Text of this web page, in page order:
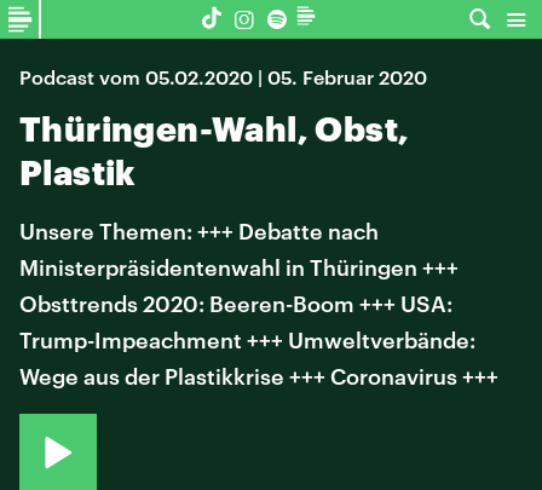
Podcast vom 05.02.2020 | 05. Februar 2020
Thüringen-Wahl, Obst,
Plastik
Unsere Themen: +++ Debatte nach
Ministerpräsidentenwahl in Thüringen +++
Obsttrends 2020: Beeren-Boom +++ USA:
Trump-Impeachment +++ Umweltverbände:
Wege aus der Plastikkrise +++ Coronavirus +++